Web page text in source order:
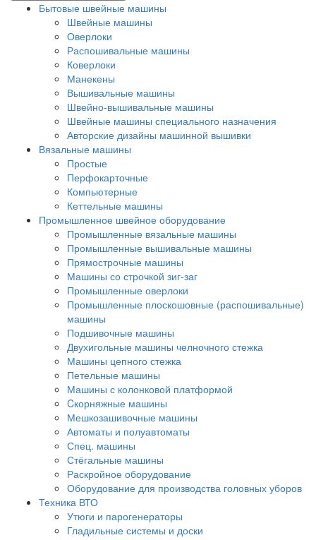
Бытовые швейные машины
Швейные машины
Оверлоки
Распошивальные машины
Коверлоки
Манекены
Вышивальные машины
Швейно-вышивальные машины
Швейные машины специального назначения
Авторские дизайны машинной вышивки
Вязальные машины
Простые
Перфокарточные
Компьютерные
Кеттельные машины
Промышленное швейное оборудование
Промышленные вязальные машины
Промышленные вышивальные машины
Прямострочные машины
Машины со строчкой зиг-заг
Промышленные оверлоки
Промышленные плоскошовные (распошивальные)
машины
Подшивочные машины
Двухигольные машины челночного стежка
Машины цепного стежка
Петельные машины
Машины с колонковой платформой
Cкорняжные машины
Мешкозашивочные машины
Автоматы и полуавтоматы
Спец. машины
Стёгальные машины
Раскройное оборудование
Оборудование для производства головных уборов
Техника ВТО
Утюги и парогенераторы
Гладильные системы и доски